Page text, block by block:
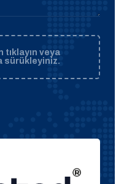
tıklayın veya
sürükleyiniz.